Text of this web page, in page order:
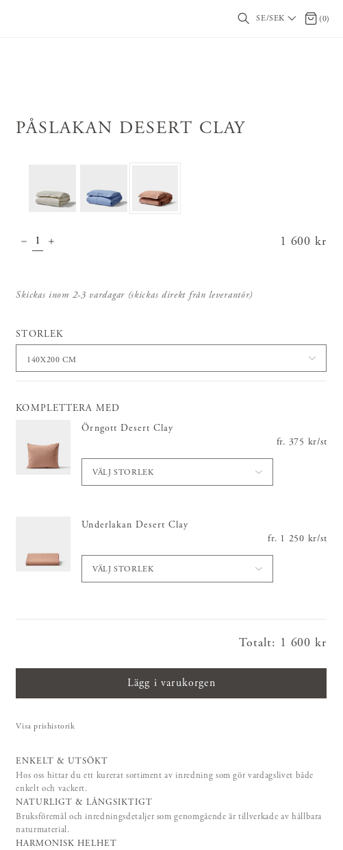
SE/SEK 0 (0)
PÅSLAKAN DESERT CLAY
Pris:
1 600 kr
Skickas inom 2-3 vardagar (skickas direkt från leverantör)
STORLEK
140X200 CM
KOMPLETTERA MED
Örngott Desert Clay
fr. Pris :375 kr
375 kr/st
VÄLJ STORLEK
Underlakan Desert Clay
fr. Pris:1 250 kr
1 250 kr/st
VÄLJ STORLEK
Totalt: Pris:
1 600 kr
Lägg i varukorgen
Visa prishistorik
ENKELT & UTSÖKT
Hos oss hittar du ett kurerat sortiment av inredning som gör vardagslivet både
enkelt och vackert.
NATURLIGT & LÅNGSIKTIGT
Bruksföremål och inredningsdetaljer som genomgående är tillverkade av hållbara
naturmaterial.
HARMONISK HELHET